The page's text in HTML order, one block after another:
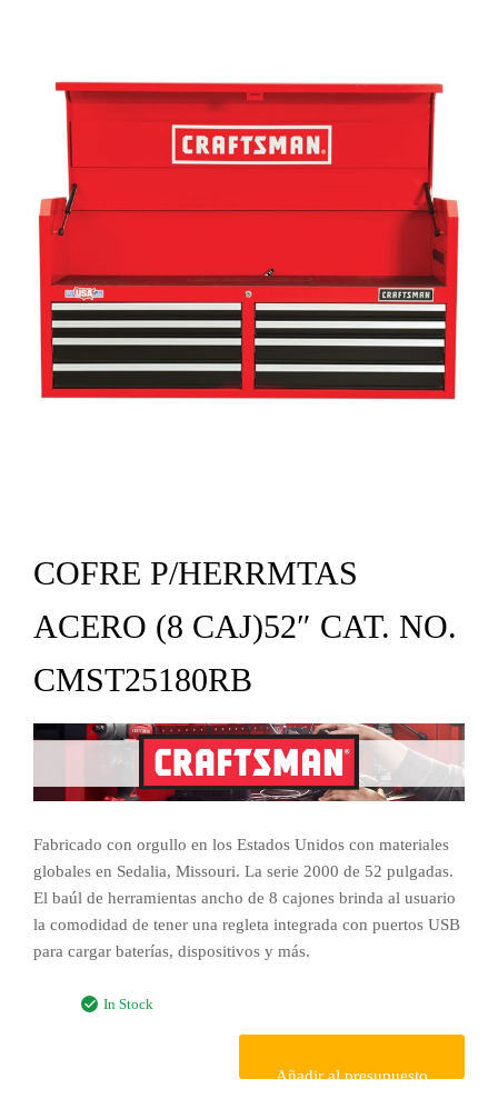
COFRE P/HERRMTAS
ACERO (8 CAJ)52″ CAT. NO.
CMST25180RB
Fabricado con orgullo en los Estados Unidos con materiales
globales en Sedalia, Missouri. La serie 2000 de 52 pulgadas.
El baúl de herramientas ancho de 8 cajones brinda al usuario
la comodidad de tener una regleta integrada con puertos USB
para cargar baterías, dispositivos y más.
In Stock
Añadir al presupuesto